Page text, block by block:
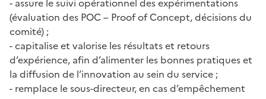
- assure le suivi opérationnel des expérimentations
(évaluation des POC – Proof of Concept, décisions du
comité) ;
- capitalise et valorise les résultats et retours
d’expérience, afin d’alimenter les bonnes pratiques et
la diffusion de l’innovation au sein du service ;
- remplace le sous-directeur, en cas d’empêchement